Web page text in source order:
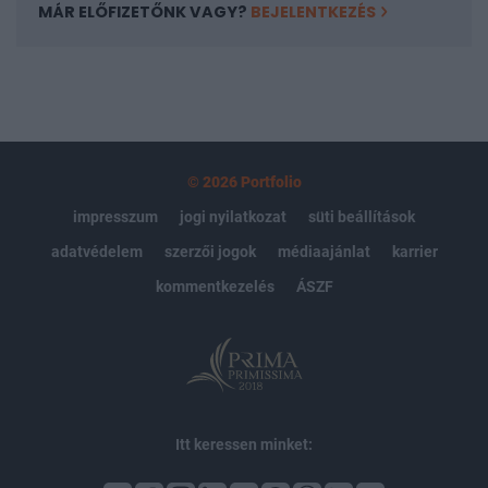
MÁR ELŐFIZETŐNK VAGY? BEJELENTKEZÉS
© 2026 Portfolio
impresszum
jogi nyilatkozat
süti beállítások
adatvédelem
szerzői jogok médiaajánlat
karrier
kommentkezelés
ÁSZF
Itt keressen minket: